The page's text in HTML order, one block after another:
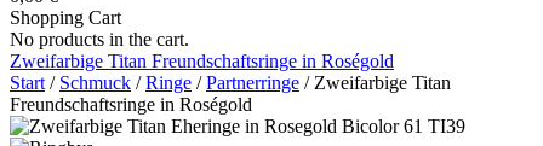
Shopping Cart
No products in the cart.
Zweifarbige Titan Freundschaftsringe in Roségold
Start / Schmuck /Ringe /Partnerringe / Zweifarbige Titan
Freundschaftsringe in Roségold